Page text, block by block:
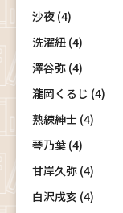
沙夜 (4)
洗濯紐 (4)
澤谷弥 (4)
瀧岡くるじ (4)
熟練紳士 (4)
琴乃葉 (4)
甘岸久弥 (4)
白沢戌亥 (4)